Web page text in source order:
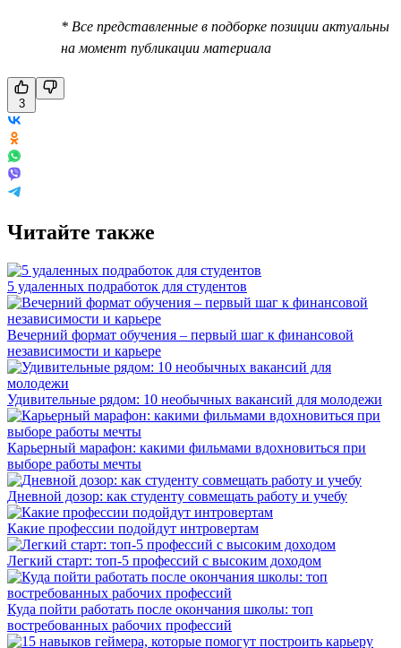
* Все представленные в подборке позиции актуальны
на момент публикации материала
3
Читайте также
5 удаленных подработок для студентов
Вечерний формат обучения – первый шаг к финансовой
независимости и карьере
Удивительные рядом: 10 необычных вакансий для молодежи
Карьерный марафон: какими фильмами вдохновиться при
выборе работы мечты
Дневной дозор: как студенту совмещать работу и учебу
Какие профессии подойдут интровертам
Легкий старт: топ-5 профессий с высоким доходом
Куда пойти работать после окончания школы: топ
востребованных рабочих профессий